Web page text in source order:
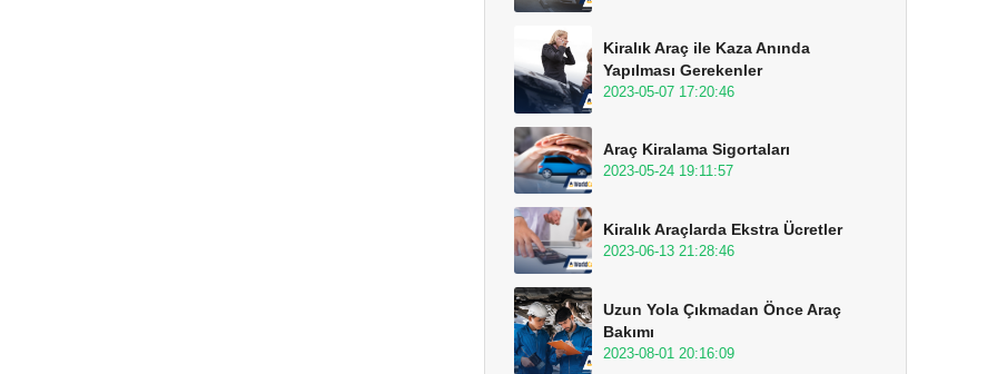
Kiralık Araç ile Kaza Anında
Yapılması Gerekenler
2023-05-07 17:20:46
Araç Kiralama Sigortaları
2023-05-24 19:11:57
Kiralık Araçlarda Ekstra Ücretler
2023-06-13 21:28:46
Uzun Yola Çıkmadan Önce Araç
Bakımı
2023-08-01 20:16:09